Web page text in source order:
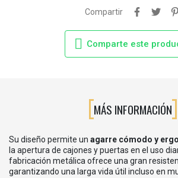
Compartir
Comparte este
MÁS INFORMACIÓN
Su diseño permite un agarre cómodo y
la apertura de cajones y puertas en el uso
fabricación metálica ofrece una gran
garantizando una larga vida útil incluso en